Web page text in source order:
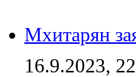
Мхитарян
16.9.2023,